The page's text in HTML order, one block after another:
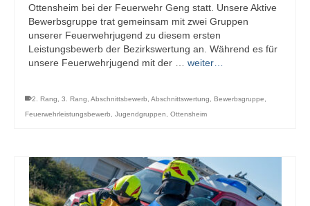
Ottensheim bei der Feuerwehr Geng statt. Unsere Aktive
Bewerbsgruppe trat gemeinsam mit zwei Gruppen
unserer Feuerwehrjugend zu diesem ersten
Leistungsbewerb der Bezirkswertung an. Während es für
unsere Feuerwehrjugend mit der … weiter…
2. Rang 3. Rang Abschnittsbewerb Abschnittswertung Bewerbsgruppe
Feuerwehrleistungsbewerb
Jugendgruppen Ottensheim